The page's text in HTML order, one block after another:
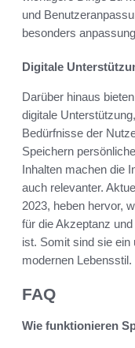
und
besonders
Digitale
Darüber hinaus
digitale
Bedürfnisse der
Speichern
Inhalten machen die
auch relevanter.
2023, heben hervor,
für die Akzeptanz
ist. Somit sind sie
modernen Lebensstil.
FAQ
Wie funktionieren